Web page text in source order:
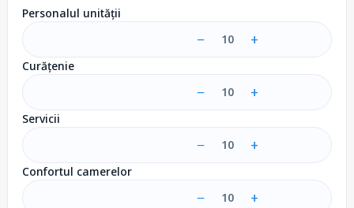
Personalul unității
− 10 +
Curățenie
− 10 +
Servicii
− 10 +
Confortul camerelor
− 10 +